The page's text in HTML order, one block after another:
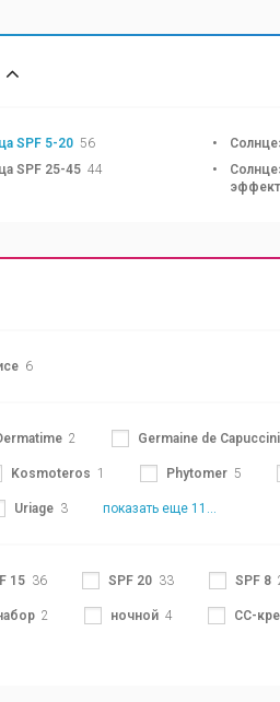
SPF 5-20 56
SPF 25-45 44
6
2 Germaine de Capuccini
Kosmoteros 1 Phytomer 5
Uriage 3 показать еще 11...
15 36 SPF 20 33 SPF 8
2 ночной 4 СС-